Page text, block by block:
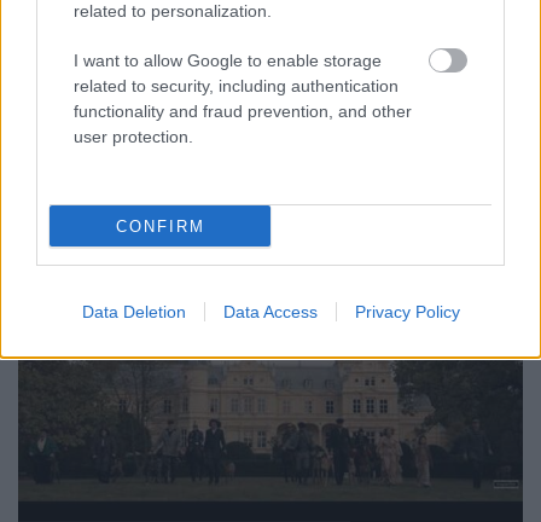
related to personalization.
I want to allow Google to enable storage
related to security, including authentication
functionality and fraud prevention, and other
user protection.
CONFIRM
Data Deletion Data Access Privacy Policy
Téma:
-Borítókép (00:09:30)